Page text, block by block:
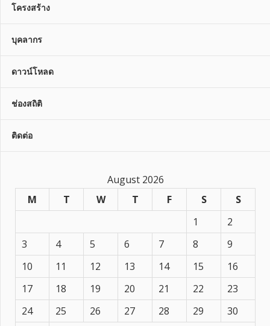
โครงสร้าง
บุคลากร
ดาวน์โหลด
ช่องสถิติ
ติดต่อ
August 2026
M
T W T F S S
1
2
3
4 5 6 7 8
9
10
11 12 13 14 15
16
17
18 19 20 21 22
23
24
25 26 27 28 29
30